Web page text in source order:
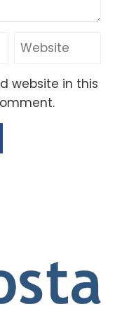
website in this